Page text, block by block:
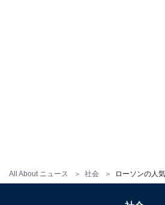
All About ニュース 社会